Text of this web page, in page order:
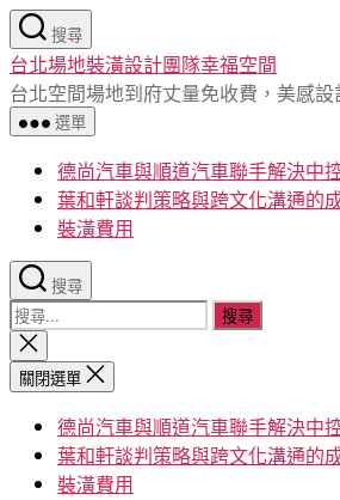
跳
至
主
要
內
搜尋
台北場地裝潢設計團隊幸福空間
台北空間場地到府丈量免收費，美感
選單
德尚汽車與順道汽車聯手解決中
葉和軒談判策略與跨文化溝通的
裝潢費用
搜尋
搜
尋
關
鍵
關
閉
搜
關閉選單
德尚汽車與順道汽車聯手解決中
葉和軒談判策略與跨文化溝通的
裝潢費用